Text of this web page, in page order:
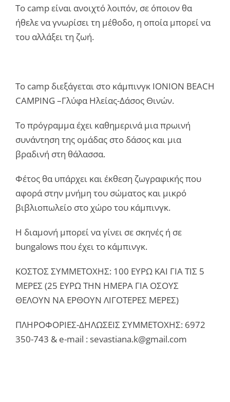
Το camp είναι ανοιχτό λοιπόν, σε όποιον θα
ήθελε να γνωρίσει τη μέθοδο, η οποία μπορεί να
του αλλάξει τη ζωή.
Το camp διεξάγεται στο κάμπινγκ IONION BEACH
CAMPING –Γλύφα Ηλείας-Δάσος Θινών.
Το πρόγραμμα έχει καθημερινά μια πρωινή
συνάντηση της ομάδας στο δάσος και μια
βραδινή στη θάλασσα.
Φέτος θα υπάρχει και έκθεση ζωγραφικής που
αφορά στην μνήμη του σώματος και μικρό
βιβλιοπωλείο στο χώρο του κάμπινγκ.
Η διαμονή μπορεί να γίνει σε σκηνές ή σε
bungalows που έχει το κάμπινγκ.
ΚΟΣΤΟΣ ΣΥΜΜΕΤΟΧΗΣ: 100 ΕΥΡΩ ΚΑΙ ΓΙΑ ΤΙΣ 5
ΜΕΡΕΣ (25 ΕΥΡΩ ΤΗΝ ΗΜΕΡΑ ΓΙΑ ΟΣΟΥΣ
ΘΕΛΟΥΝ ΝΑ ΕΡΘΟΥΝ ΛΙΓΟΤΕΡΕΣ ΜΕΡΕΣ)
ΠΛΗΡΟΦΟΡΙΕΣ-ΔΗΛΩΣΕΙΣ ΣΥΜΜΕΤΟΧΗΣ: 6972
350-743 & e-mail : sevastiana.k@gmail.com